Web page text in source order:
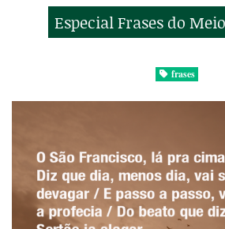
Especial Frases do
frases